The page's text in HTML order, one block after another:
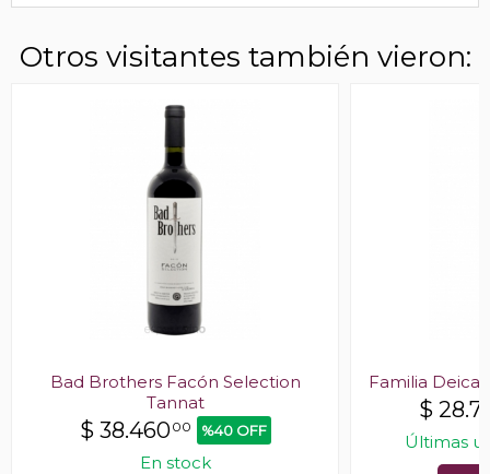
Otros visitantes también vieron:
Bad Brothers Facón Selection
Tannat
$ 38.46000 %40 OFF
En stock
Familia
$
Últimas